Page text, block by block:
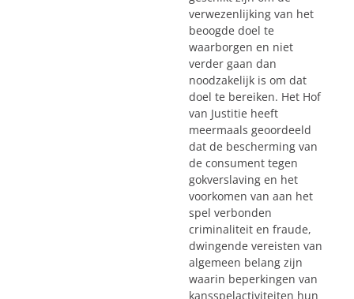
verwezenlijking van het
beoogde doel te
waarborgen en niet
verder gaan dan
noodzakelijk is om dat
doel te bereiken. Het Hof
van Justitie heeft
meermaals geoordeeld
dat de bescherming van
de consument tegen
gokverslaving en het
voorkomen van aan het
spel verbonden
criminaliteit en fraude,
dwingende vereisten van
algemeen belang zijn
waarin beperkingen van
kansspelactiviteiten hun